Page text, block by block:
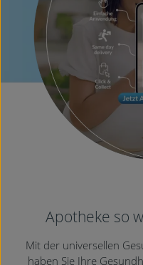
Apotheke so
Mit der universellen
haben Sie Ihre